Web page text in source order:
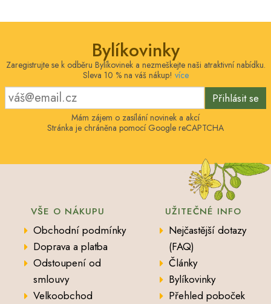
Bylíkovinky
Zaregistrujte se k odběru Bylíkovinek a nezmeškejte naši atraktivní nabídku.
Sleva 10 % na váš nákup! více
Přihlásit se
Mám zájem o zasílání novinek a akcí
Stránka je chráněna pomocí Google reCAPTCHA
VŠE O NÁKUPU
Obchodní podmínky
Doprava a platba
Odstoupení od
smlouvy
Velkoobchod
UŽITEČNÉ INFO
Nejčastější dotazy
(FAQ)
Články
Bylíkovinky
Přehled poboček